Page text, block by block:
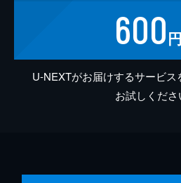
600
U-NEXTがお届けするサービス
お試しくださ